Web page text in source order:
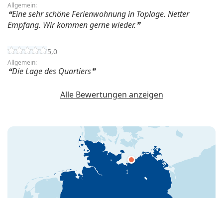
Allgemein:
Eine sehr schöne Ferienwohnung in Toplage. Netter
Empfang. Wir kommen gerne wieder.
5,0
Allgemein:
Die Lage des Quartiers
Alle Bewertungen anzeigen